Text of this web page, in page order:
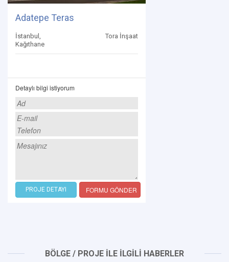
Adatepe Teras
İstanbul,
Kağıthane
Tora İnşaat
Detaylı bilgi istiyorum
PROJE DETAYI FORMU GÖNDER
BÖLGE / PROJE İLE İLGİLİ HABERLER